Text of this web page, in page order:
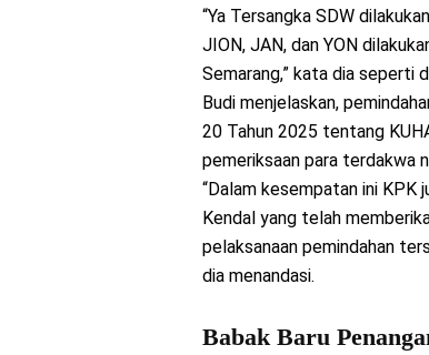
“Ya Tersangka SDW
JION, JAN, dan YON
Semarang,” kata dia seperti
Budi menjelaskan,
20 Tahun 2025 tentang
pemeriksaan para terdakwa
“Dalam kesempatan ini KPK
Kendal yang telah
pelaksanaan pemindahan
dia menandasi.
Babak Baru